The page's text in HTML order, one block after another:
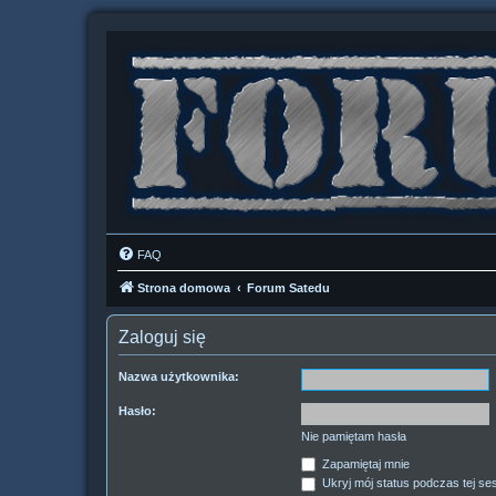
FAQ
Strona domowa Forum Satedu
Zaloguj się
Nazwa użytkownika:
Hasło:
Nie pamiętam hasła
Zapamiętaj mnie
Ukryj mój status podczas tej